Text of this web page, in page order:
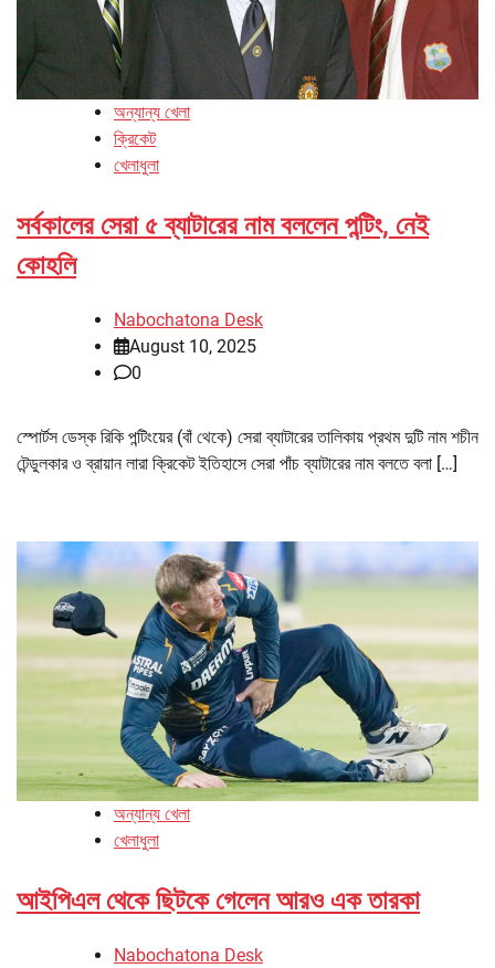
অন্যান্য খেলা
ক্রিকেট
খেলাধুলা
সর্বকালের সেরা ৫ ব্যাটারের নাম বললেন পন্টিং, নেই
কোহলি
Nabochatona Desk
August 10, 2025
0
স্পোর্টস ডেস্ক রিকি পন্টিংয়ের (বাঁ থেকে) সেরা ব্যাটারের তালিকায় প্রথম দুটি নাম শচীন
টেন্ডুলকার ও ব্রায়ান লারা ক্রিকেট ইতিহাসে সেরা পাঁচ ব্যাটারের নাম বলতে বলা […]
অন্যান্য খেলা
খেলাধুলা
আইপিএল থেকে ছিটকে গেলেন আরও এক তারকা
Nabochatona Desk